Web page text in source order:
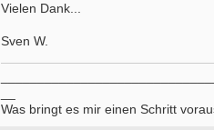
Vielen Dank...
Sven W.
Was bringt es mir einen Schritt